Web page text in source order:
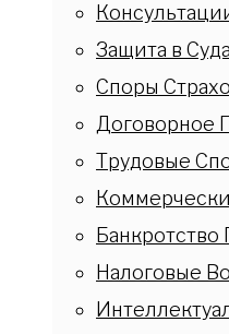
Защита в
Споры
Договорное
Трудовые
Налоговые